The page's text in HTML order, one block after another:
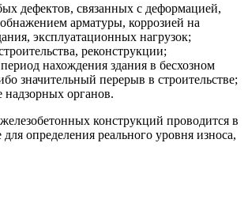
дефектов, связанных с деформацией,
арматуры, коррозией на
эксплуатационных нагрузок;
реконструкции;
нахождения здания в бесхозном
значительный перерыв в строительстве;
надзорных органов.
конструкций проводится в
определения реального уровня износа,